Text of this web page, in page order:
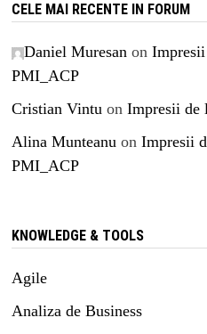
CELE MAI RECENTE IN FORUM
Daniel Muresanon
PMI_ACP
Cristian Vintuon Impresii de
Alina Munteanuon Impresii
PMI_ACP
KNOWLEDGE & TOOLS
Agile
Analiza de Business